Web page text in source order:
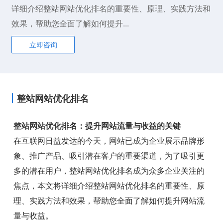
详细介绍整站网站优化排名的重要性、原理、实践方法和
效果，帮助您全面了解如何提升...
立即咨询
整站网站优化排名
整站网站优化排名：提升网站流量与收益的关键
在互联网日益发达的今天，网站已成为企业展示品牌形
象、推广产品、吸引潜在客户的重要渠道，为了吸引更
多的潜在用户，整站网站优化排名成为众多企业关注的
焦点，本文将详细介绍整站网站优化排名的重要性、原
理、实践方法和效果，帮助您全面了解如何提升网站流
量与收益。